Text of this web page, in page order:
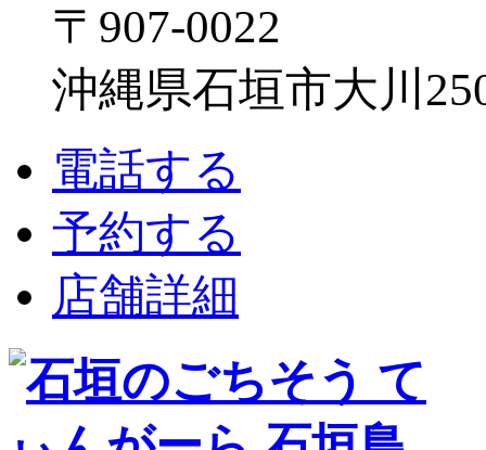
〒907-0022
沖縄県石垣市大川
電話する
予約する
店舗詳細